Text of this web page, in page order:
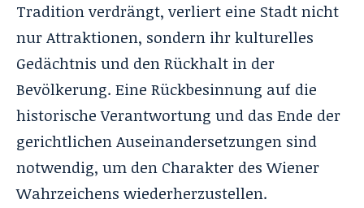
Tradition verdrängt, verliert eine Stadt nicht
nur Attraktionen, sondern ihr kulturelles
Gedächtnis und den Rückhalt in der
Bevölkerung. Eine Rückbesinnung auf die
historische Verantwortung und das Ende der
gerichtlichen Auseinandersetzungen sind
notwendig, um den Charakter des Wiener
Wahrzeichens wiederherzustellen.